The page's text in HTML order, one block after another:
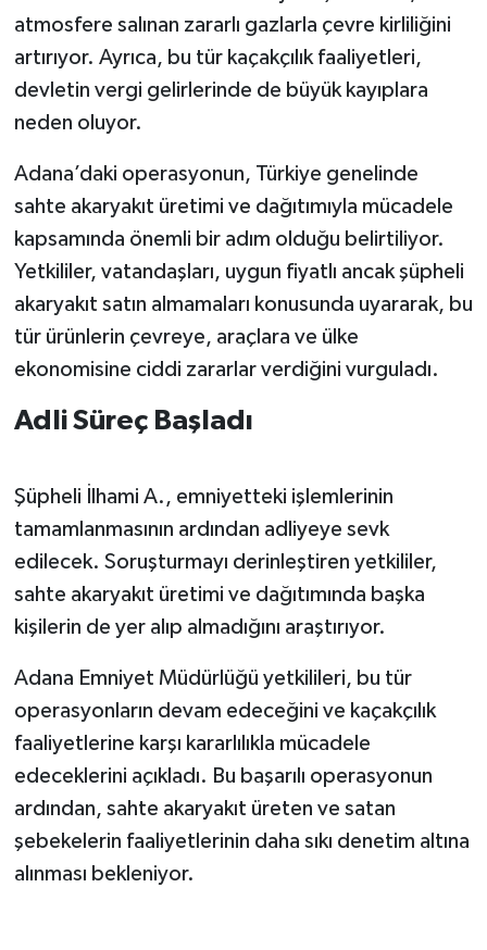
atmosfere salınan zararlı gazlarla çevre kirliliğini
artırıyor. Ayrıca, bu tür kaçakçılık faaliyetleri,
devletin vergi gelirlerinde de büyük kayıplara
neden oluyor.
Adana’daki operasyonun, Türkiye genelinde
sahte akaryakıt üretimi ve dağıtımıyla mücadele
kapsamında önemli bir adım olduğu belirtiliyor.
Yetkililer, vatandaşları, uygun fiyatlı ancak şüpheli
akaryakıt satın almamaları konusunda uyararak, bu
tür ürünlerin çevreye, araçlara ve ülke
ekonomisine ciddi zararlar verdiğini vurguladı.
Adli Süreç Başladı
Şüpheli İlhami A., emniyetteki işlemlerinin
tamamlanmasının ardından adliyeye sevk
edilecek. Soruşturmayı derinleştiren yetkililer,
sahte akaryakıt üretimi ve dağıtımında başka
kişilerin de yer alıp almadığını araştırıyor.
Adana Emniyet Müdürlüğü yetkilileri, bu tür
operasyonların devam edeceğini ve kaçakçılık
faaliyetlerine karşı kararlılıkla mücadele
edeceklerini açıkladı. Bu başarılı operasyonun
ardından, sahte akaryakıt üreten ve satan
şebekelerin faaliyetlerinin daha sıkı denetim altına
alınması bekleniyor.